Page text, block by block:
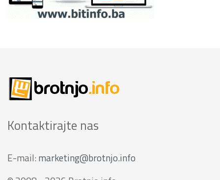
Kontaktirajte nas
E-mail: marketing@brotnjo.info